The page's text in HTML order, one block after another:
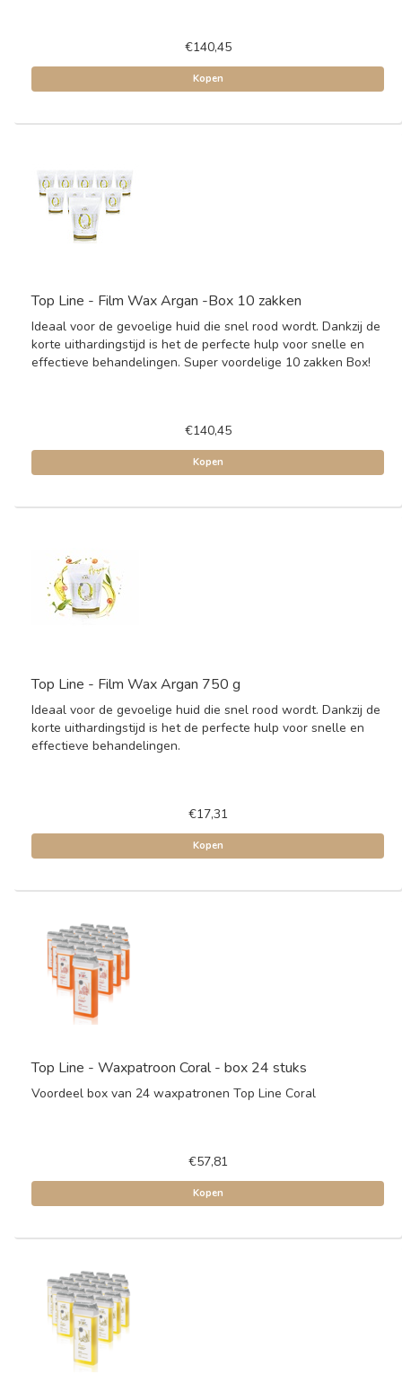
€140,45
Kopen
Top Line - Film Wax Argan -Box 10 zakken
Ideaal voor de gevoelige huid die snel rood wordt. Dankzij de
korte uithardingstijd is het de perfecte hulp voor snelle en
effectieve behandelingen. Super voordelige 10 zakken Box!
€140,45
Kopen
Top Line - Film Wax Argan 750 g
Ideaal voor de gevoelige huid die snel rood wordt. Dankzij de
korte uithardingstijd is het de perfecte hulp voor snelle en
effectieve behandelingen.
€17,31
Kopen
Top Line - Waxpatroon Coral - box 24 stuks
Voordeel box van 24 waxpatronen Top Line Coral
€57,81
Kopen